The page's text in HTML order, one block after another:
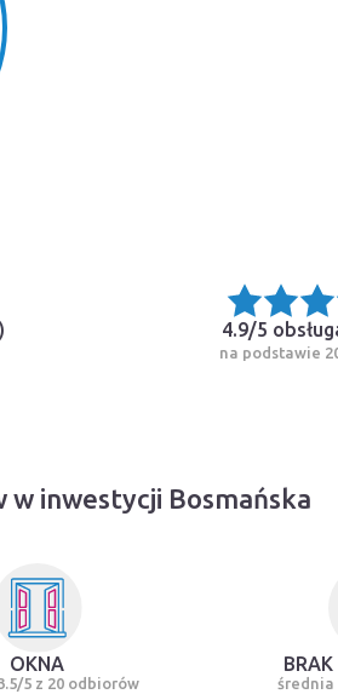
) 4.9/5
na podstawie
inwestycji Bosmańska
OKNA
5 z 20 odbiorów średnia